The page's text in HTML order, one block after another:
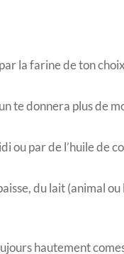
la farine de ton
te donnera plus de
ou par de l’huile de
du lait (animal ou
hautement